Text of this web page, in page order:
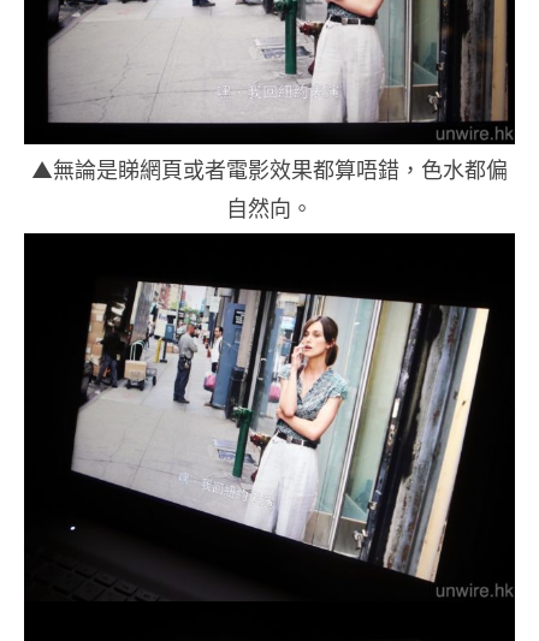
▲無論是睇網頁或者電影效果都算唔錯，色水都偏
自然向。